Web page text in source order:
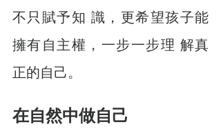
不只賦予知 識，更希望孩子能
擁有自主權，一步一步理 解真
正的自己。
在自然中做自己